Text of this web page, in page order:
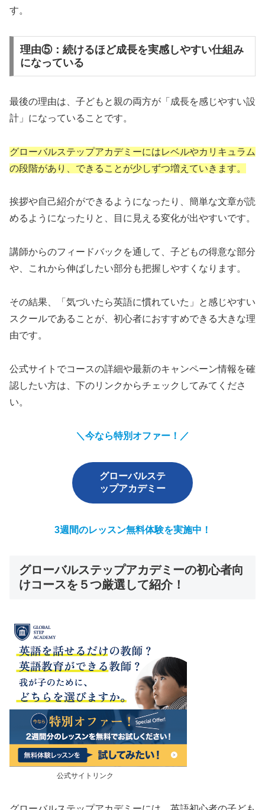
す。
理由⑤：続けるほど成長を実感しやすい仕組み
になっている
最後の理由は、子どもと親の両方が「成長を感じやすい設
計」になっていることです。
グローバルステップアカデミーにはレベルやカリキュラム
の段階があり、できることが少しずつ増えていきます。
挨拶や自己紹介ができるようになったり、簡単な文章が読
めるようになったりと、目に見える変化が出やすいです。
講師からのフィードバックを通して、子どもの得意な部分
や、これから伸ばしたい部分も把握しやすくなります。
その結果、「気づいたら英語に慣れていた」と感じやすい
スクールであることが、初心者におすすめできる大きな理
由です。
公式サイトでコースの詳細や最新のキャンペーン情報を確
認したい方は、下のリンクからチェックしてみてくださ
い。
＼今なら特別オファー！／
グローバルステ
ップアカデミー
3週間のレッスン無料体験を実施中！
グローバルステップアカデミーの初心者向
けコースを５つ厳選して紹介！
公式サイトリンク